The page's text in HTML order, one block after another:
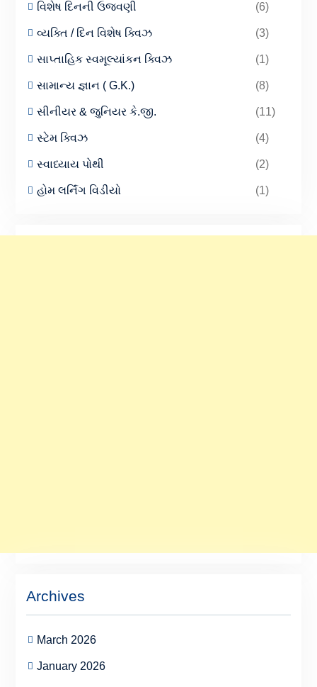
વિશેષ દિનની ઉજવણી (6)
વ્યક્તિ / દિન વિશેષ ક્વિઝ (3)
સાપ્તાહિક સ્વમૂલ્યાંકન ક્વિઝ (1)
સામાન્ય જ્ઞાન ( G.K.) (8)
સીનીયર & જુનિયર કે.જી. (11)
સ્ટેમ ક્વિઝ (4)
સ્વાધ્યાય પોથી (2)
હોમ લર્નિંગ વિડીયો (1)
Archives
March 2026
January 2026